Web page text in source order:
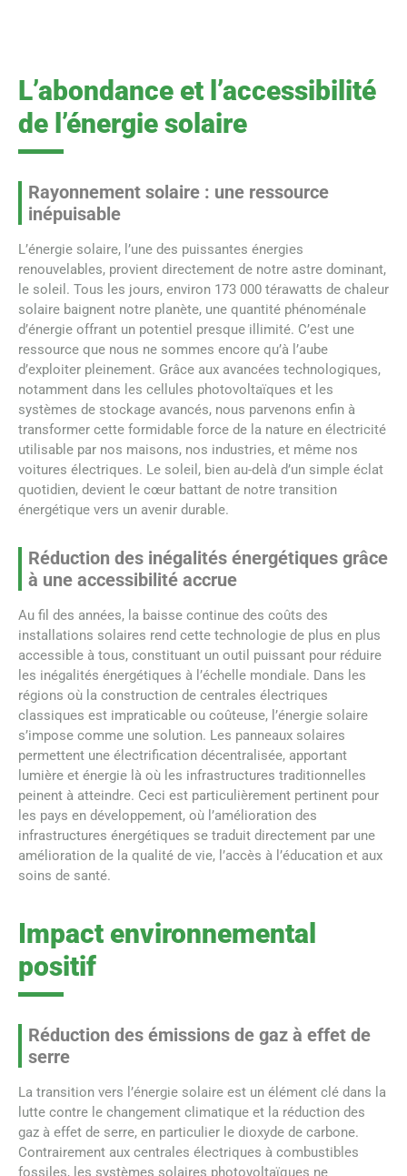
L’abondance et l’accessibilité
de l’énergie solaire
Rayonnement solaire : une ressource
inépuisable
L’énergie solaire, l’une des puissantes énergies
renouvelables, provient directement de notre astre dominant,
le soleil. Tous les jours, environ 173 000 térawatts de chaleur
solaire baignent notre planète, une quantité phénoménale
d’énergie offrant un potentiel presque illimité. C’est une
ressource que nous ne sommes encore qu’à l’aube
d’exploiter pleinement. Grâce aux avancées technologiques,
notamment dans les cellules photovoltaïques et les
systèmes de stockage avancés, nous parvenons enfin à
transformer cette formidable force de la nature en électricité
utilisable par nos maisons, nos industries, et même nos
voitures électriques. Le soleil, bien au-delà d’un simple éclat
quotidien, devient le cœur battant de notre transition
énergétique vers un avenir durable.
Réduction des inégalités énergétiques grâce
à une accessibilité accrue
Au fil des années, la baisse continue des coûts des
installations solaires rend cette technologie de plus en plus
accessible à tous, constituant un outil puissant pour réduire
les inégalités énergétiques à l’échelle mondiale. Dans les
régions où la construction de centrales électriques
classiques est impraticable ou coûteuse, l’énergie solaire
s’impose comme une solution. Les panneaux solaires
permettent une électrification décentralisée, apportant
lumière et énergie là où les infrastructures traditionnelles
peinent à atteindre. Ceci est particulièrement pertinent pour
les pays en développement, où l’amélioration des
infrastructures énergétiques se traduit directement par une
amélioration de la qualité de vie, l’accès à l’éducation et aux
soins de santé.
Impact environnemental
positif
Réduction des émissions de gaz à effet de
serre
La transition vers l’énergie solaire est un élément clé dans la
lutte contre le changement climatique et la réduction des
gaz à effet de serre, en particulier le dioxyde de carbone.
Contrairement aux centrales électriques à combustibles
fossiles, les systèmes solaires photovoltaïques ne